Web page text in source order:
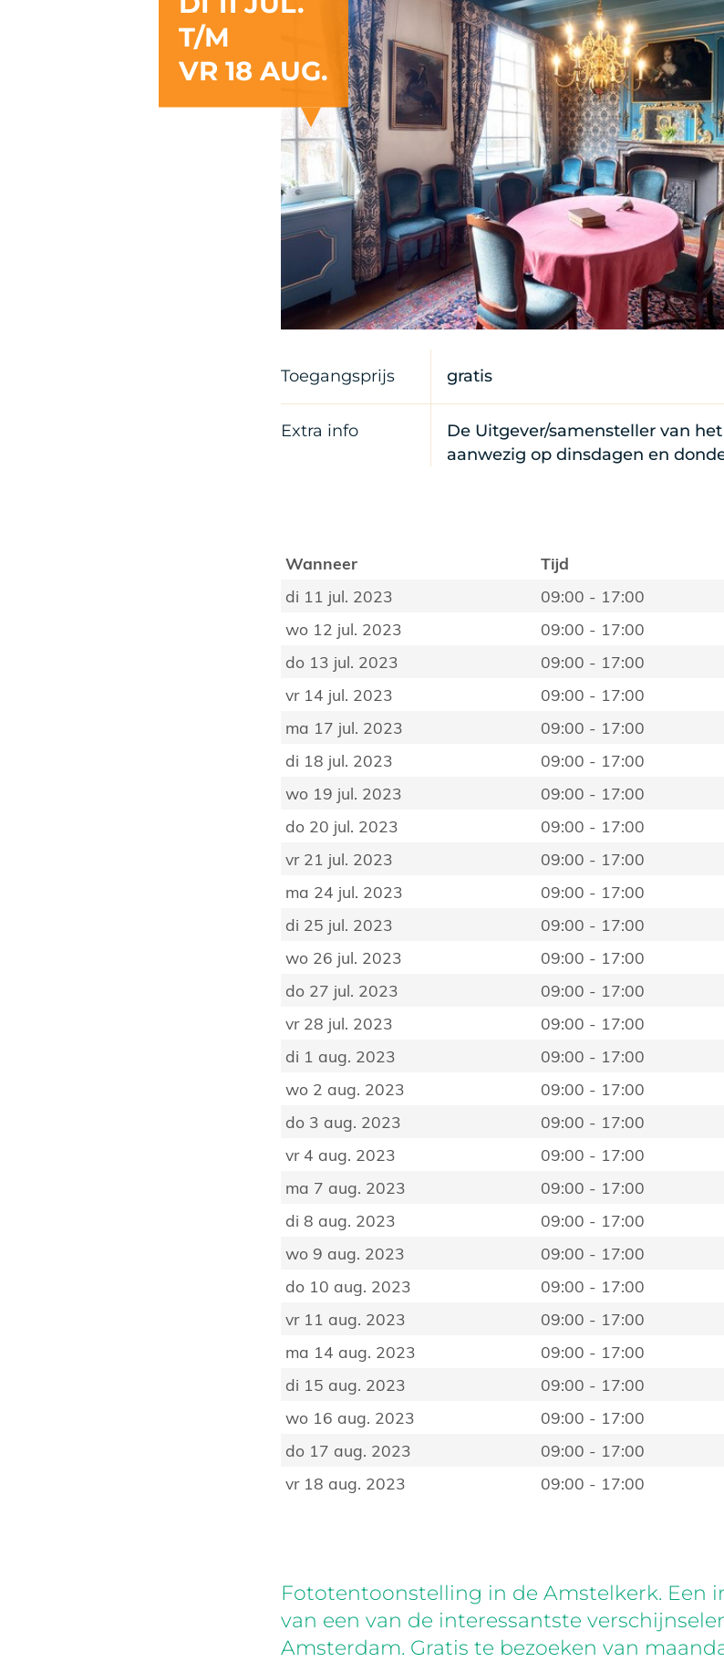
T/M
VR 18 AUG.
Toegangsprijs gratis
Extra info
De Uitgever/samensteller van
aanwezig op dinsdagen en
Wanneer Tijd
di 11 jul. 2023
09:00 - 17:00
wo 12 jul. 2023
09:00 - 17:00
do 13 jul. 2023
09:00 - 17:00
vr 14 jul. 2023
09:00 - 17:00
ma 17 jul. 2023
09:00 - 17:00
di 18 jul. 2023
09:00 - 17:00
wo 19 jul. 2023
09:00 - 17:00
do 20 jul. 2023
09:00 - 17:00
vr 21 jul. 2023
09:00 - 17:00
ma 24 jul. 2023
09:00 - 17:00
di 25 jul. 2023
09:00 - 17:00
wo 26 jul. 2023
09:00 - 17:00
do 27 jul. 2023
09:00 - 17:00
vr 28 jul. 2023
09:00 - 17:00
di 1 aug. 2023
09:00 - 17:00
wo 2 aug. 2023
09:00 - 17:00
do 3 aug. 2023
09:00 - 17:00
vr 4 aug. 2023
09:00 - 17:00
ma 7 aug. 2023
09:00 - 17:00
di 8 aug. 2023
09:00 - 17:00
wo 9 aug. 2023
09:00 - 17:00
do 10 aug. 2023
09:00 - 17:00
vr 11 aug. 2023
09:00 - 17:00
ma 14 aug. 2023
09:00 - 17:00
di 15 aug. 2023
09:00 - 17:00
wo 16 aug. 2023
09:00 - 17:00
do 17 aug. 2023
09:00 - 17:00
vr 18 aug. 2023
09:00 - 17:00
Fototentoonstelling in de Amstelkerk. Een
van een van de interessantste
Amsterdam. Gratis te bezoeken van